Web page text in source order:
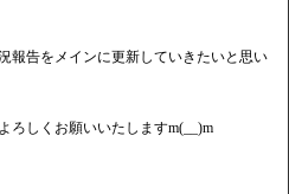
報告をメインに更新していきたいと思い
ろしくお願いいたしますm(__)m